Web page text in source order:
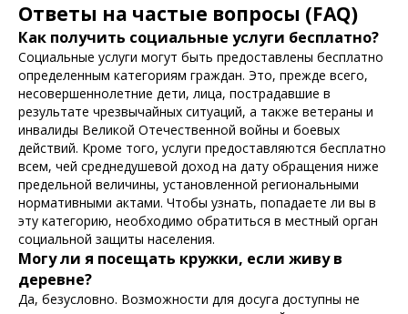
Ответы на частые вопросы (FAQ)
Как получить социальные услуги бесплатно?
Социальные услуги могут быть предоставлены бесплатно
определенным категориям граждан. Это, прежде всего,
несовершеннолетние дети, лица, пострадавшие в
результате чрезвычайных ситуаций, а также ветераны и
инвалиды Великой Отечественной войны и боевых
действий. Кроме того, услуги предоставляются бесплатно
всем, чей среднедушевой доход на дату обращения ниже
предельной величины, установленной региональными
нормативными актами. Чтобы узнать, попадаете ли вы в
эту категорию, необходимо обратиться в местный орган
социальной защиты населения.
Могу ли я посещать кружки, если живу в
деревне?
Да, безусловно. Возможности для досуга доступны не